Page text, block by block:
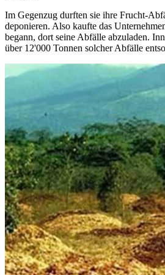
Im Gegenzug durften sie ihre Frucht-
deponieren. Also kaufte das
begann, dort seine Abfälle abzuladen.
über 12'000 Tonnen solcher Abfälle